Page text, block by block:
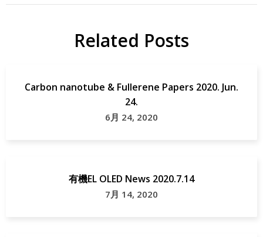
Related Posts
Carbon nanotube & Fullerene Papers 2020. Jun.
24.
6月 24, 2020
有機EL OLED News 2020.7.14
7月 14, 2020